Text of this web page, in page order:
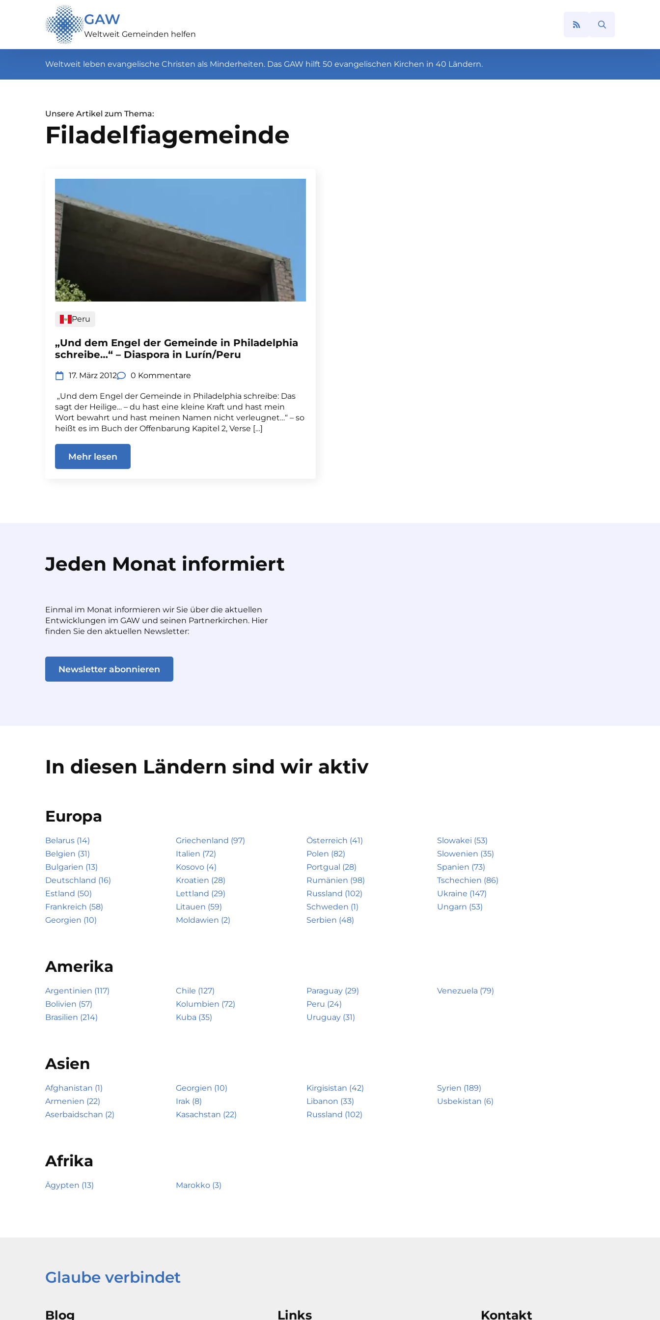
GAW
Weltweit Gemeinden helfen
Weltweit leben evangelische Christen als Minderheiten. Das GAW hilft 50 evangelischen Kirchen in 40 Ländern.
Unsere Artikel zum Thema:
Filadelfiagemeinde
Peru
„Und dem Engel der Gemeinde in Philadelphia
schreibe…“ – Diaspora in Lurín/Peru
17. März 2012 0 Kommentare
„Und dem Engel der Gemeinde in Philadelphia schreibe: Das
sagt der Heilige… – du hast eine kleine Kraft und hast mein
Wort bewahrt und hast meinen Namen nicht verleugnet…“ – so
heißt es im Buch der Offenbarung Kapitel 2, Verse […]
Mehr lesen
Jeden Monat informiert
Einmal im Monat informieren wir Sie über die aktuellen
Entwicklungen im GAW und seinen Partnerkirchen. Hier
finden Sie den aktuellen Newsletter:
Newsletter abonnieren
In diesen Ländern sind wir aktiv
Europa
Belarus (14)
Belgien (31)
Bulgarien (13)
Deutschland (16)
Estland (50)
Frankreich (58)
Georgien (10)
Griechenland (97)
Italien (72)
Kosovo (4)
Kroatien (28)
Lettland (29)
Litauen (59)
Moldawien (2)
Österreich (41)
Polen (82)
Portgual (28)
Rumänien (98)
Russland (102)
Schweden (1)
Serbien (48)
Slowakei (53)
Slowenien (35)
Spanien (73)
Tschechien (86)
Ukraine (147)
Ungarn (53)
Amerika
Argentinien (117)
Bolivien (57)
Brasilien (214)
Chile (127)
Kolumbien (72)
Kuba (35)
Paraguay (29)
Peru (24)
Uruguay (31)
Venezuela (79)
Asien
Afghanistan (1)
Armenien (22)
Aserbaidschan (2)
Georgien (10)
Irak (8)
Kasachstan (22)
Kirgisistan (42)
Libanon (33)
Russland (102)
Syrien (189)
Usbekistan (6)
Afrika
Ägypten (13) Marokko (3)
Glaube verbindet
Blog Links Kontakt